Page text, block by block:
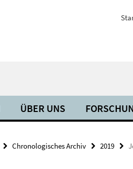
ÜBER UNS
Chronologisches Archiv 2019